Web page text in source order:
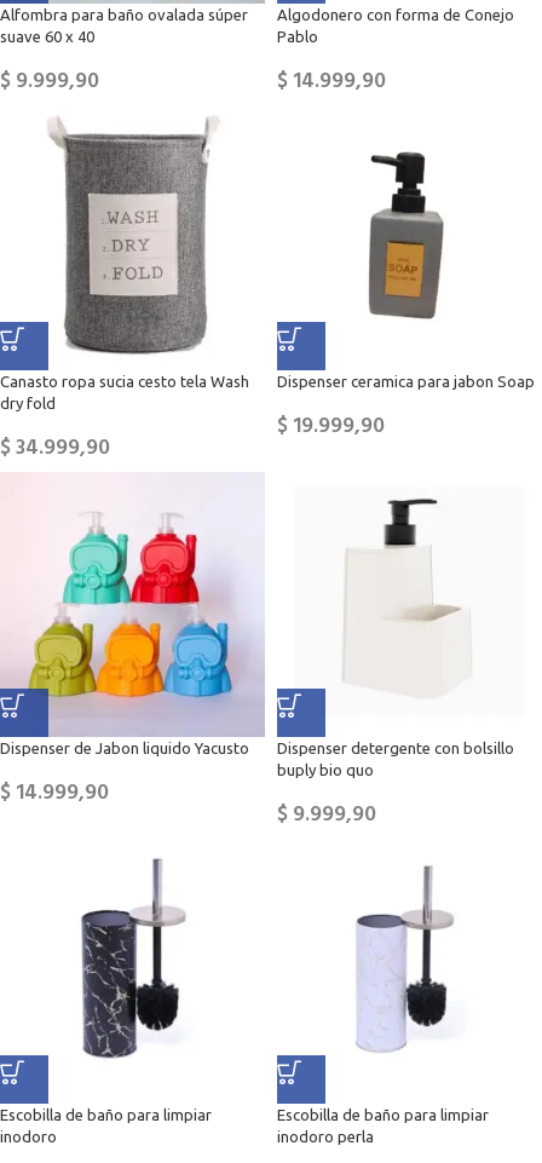
Alfombra para baño ovalada súper
suave 60 x 40
$9.999,90
Algodonero con forma de Conejo
Pablo
$14.999,90
Canasto ropa sucia cesto tela Wash
dry fold
$34.999,90
Dispenser ceramica para jabon Soap
$19.999,90
Dispenser de Jabon liquido Yacusto
$14.999,90
Dispenser detergente con bolsillo
buply bio quo
$9.999,90
Escobilla de baño para limpiar
inodoro
Escobilla de baño para limpiar
inodoro perla